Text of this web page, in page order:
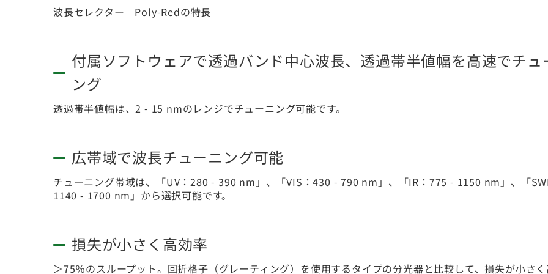
波長セレクター Poly-Redの特長
付属ソフトウェアで透過バンド中心波長、透過帯半値幅を高速でチュ
ング
透過帯半値幅は、2 - 15 nmのレンジでチューニング可能です。
広帯域で波長チューニング可能
チューニング帯域は、「UV：280 - 390 nm」、「VIS：430 - 790 nm」、「IR：775 - 1150 nm」、「
1140 - 1700 nm」から選択可能です。
損失が小さく高効率
＞75％のスループット。回折格子（グレーティング）を使用するタイプの分光器と比較して、損失が小さ